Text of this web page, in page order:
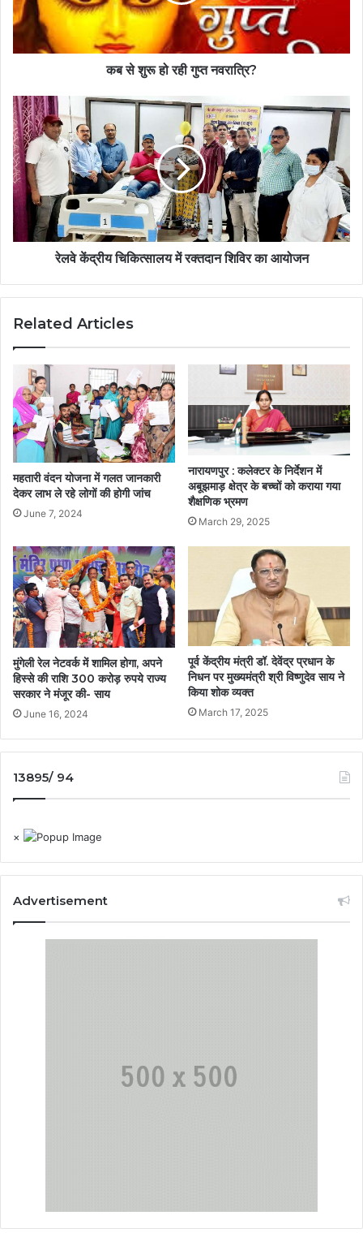
कब से शुरू हो रही गुप्त नवरात्रि?
रेलवे केंद्रीय चिकित्सालय में रक्तदान शिविर का आयोजन
Related Articles
महतारी वंदन योजना में गलत जानकारी
देकर लाभ ले रहे लोगों की होगी जांच
June 7, 2024
नारायणपुर : कलेक्टर के निर्देशन में
अबूझमाड़ क्षेत्र के बच्चों को कराया गया
शैक्षणिक भ्रमण
March 29, 2025
मुंगेली रेल नेटवर्क में शामिल होगा, अपने
हिस्से की राशि 300 करोड़ रुपये राज्य
सरकार ने मंजूर की- साय
June 16, 2024
पूर्व केंद्रीय मंत्री डॉ. देवेंद्र प्रधान के
निधन पर मुख्यमंत्री श्री विष्णुदेव साय ने
किया शोक व्यक्त
March 17, 2025
13895/ 94
×
Advertisement